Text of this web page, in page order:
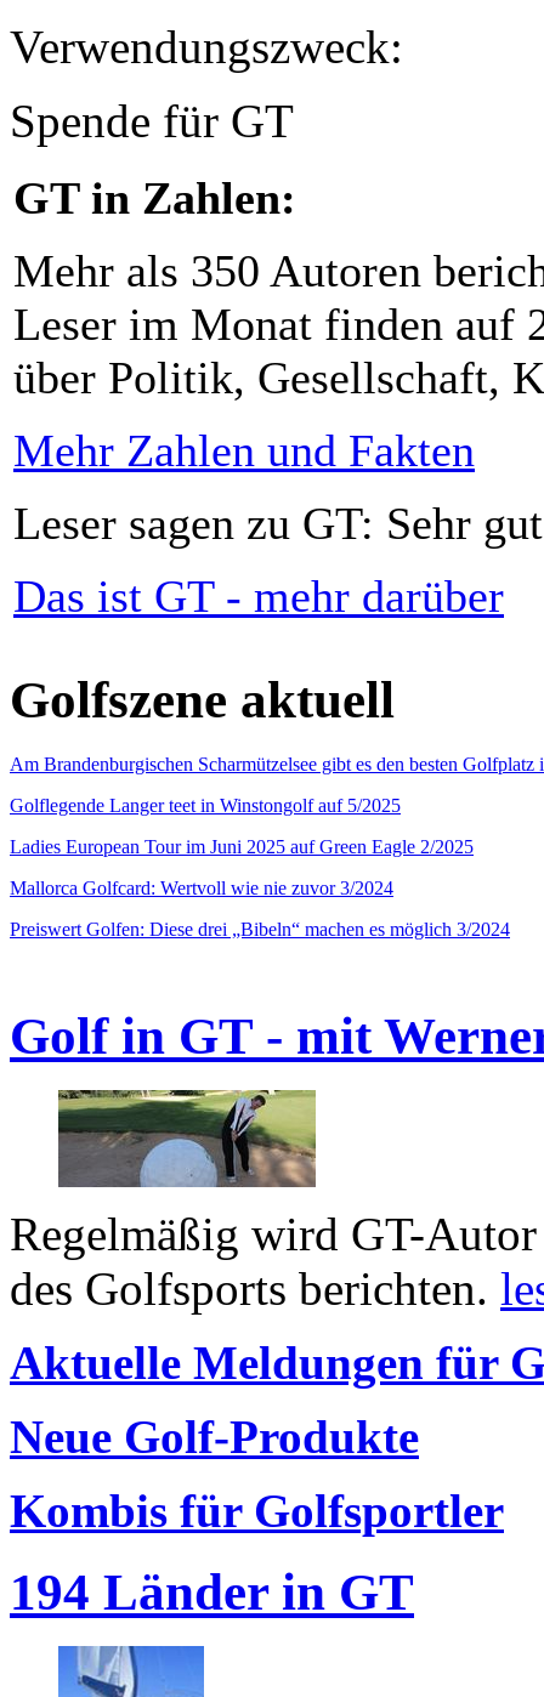
Verwendungszweck:
Spende für GT
GT in Zahlen:
Mehr als 350 Autoren
Leser im Monat finden auf
über Politik, Gesellschaft,
Mehr Zahlen und Fakten
Leser sagen zu GT: Sehr
Das ist GT - mehr darüber
Golfszene aktuell
Am Brandenburgischen Scharmützelsee gibt es den besten
Golflegende Langer teet in Winstongolf auf 5/2025
Ladies European Tour im Juni 2025 auf Green Eagle 2/2025
Mallorca Golfcard: Wertvoll wie nie zuvor 3/2024
Preiswert Golfen: Diese drei „Bibeln“ machen es möglich 3/2024
Golf in GT - mit
Regelmäßig wird GT-
des Golfsports berichten.
Aktuelle Meldungen für
Neue Golf-Produkte
Kombis für Golfsportler
194 Länder in GT